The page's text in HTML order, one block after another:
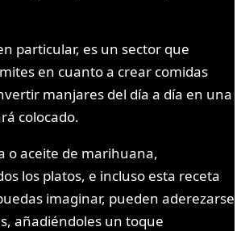
particular, es un sector que
en cuanto a crear comidas
manjares del día a día en una
colocado.
o aceite de marihuana,
los platos, e incluso esta receta
imaginar, pueden aderezarse
añadiéndoles un toque